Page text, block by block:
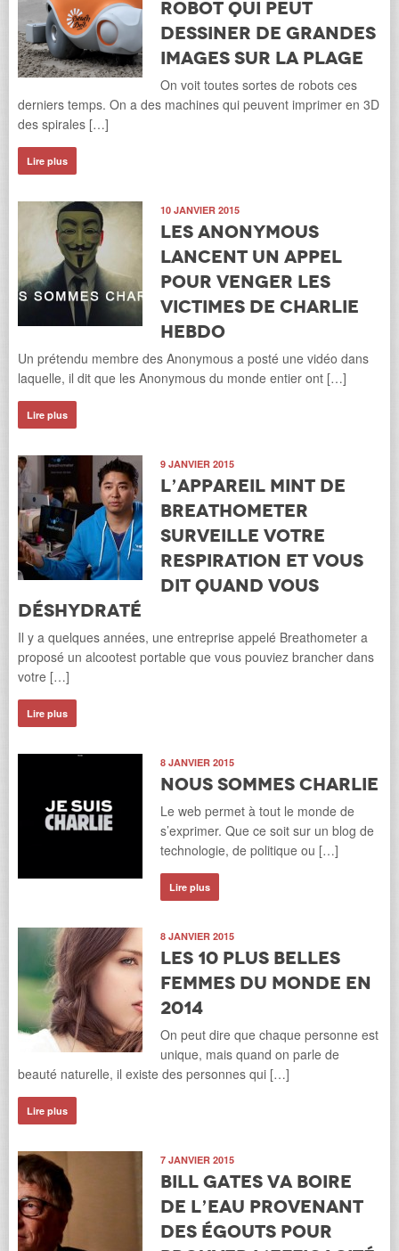
robot qui peut
dessiner de grandes
images sur la plage
On voit toutes sortes de robots ces
derniers temps. On a des machines qui peuvent imprimer en 3D
des spirales […]
Lire plus
10 JANVIER 2015
Les Anonymous
lancent un appel
pour venger les
victimes de Charlie
Hebdo
Un prétendu membre des Anonymous a posté une vidéo dans
laquelle, il dit que les Anonymous du monde entier ont […]
Lire plus
9 JANVIER 2015
L’appareil Mint de
Breathometer
surveille votre
respiration et vous
dit quand vous
déshydraté
Il y a quelques années, une entreprise appelé Breathometer a
proposé un alcootest portable que vous pouviez brancher dans
votre […]
Lire plus
8 JANVIER 2015
Nous Sommes Charlie
Le web permet à tout le monde de
s’exprimer. Que ce soit sur un blog de
technologie, de politique ou […]
Lire plus
8 JANVIER 2015
Les 10 plus belles
femmes du monde en
2014
On peut dire que chaque personne est
unique, mais quand on parle de
beauté naturelle, il existe des personnes qui […]
Lire plus
7 JANVIER 2015
Bill Gates va boire
de l’eau provenant
des égouts pour